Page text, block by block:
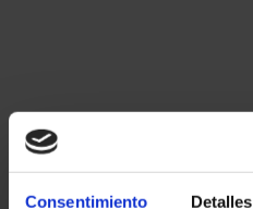
Consentimiento Detalles